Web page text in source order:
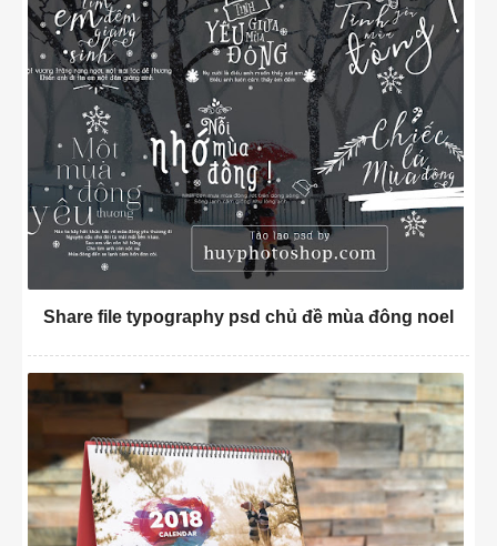
Share file typography psd chủ đề mùa đông noel